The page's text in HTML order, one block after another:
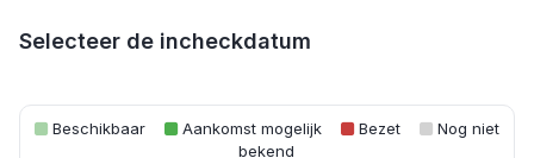
Selecteer de incheckdatum
Beschikbaar Aankomst mogelijk Bezet
Nog niet
bekend